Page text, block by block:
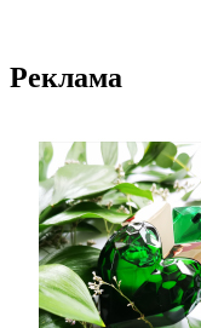
Реклама